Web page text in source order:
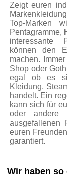
Zeigt euren
Top-Marken
Pentagramme,
interessante
können den
machen.
Shop oder
egal ob es
Kleidung,
handelt. Ein
kann sich für
oder andere
ausgefallenen
euren
garantiert.
Wir haben